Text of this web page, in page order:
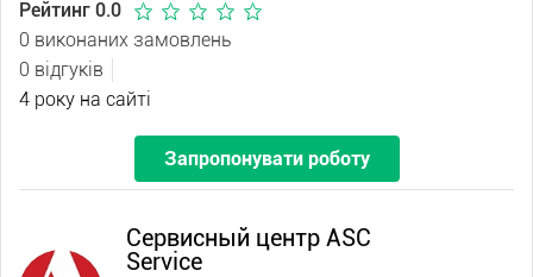
Рейтинг 0.0
0 виконаних замовлень
0 відгуків
4 року на сайті
Запропонувати роботу
Сервисный центр ASC
Service